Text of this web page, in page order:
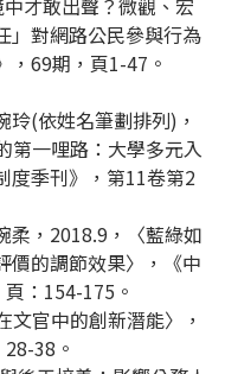
才敢出聲？微觀、宏
」對網路公民參與行為
，69期，頁1-47。
(依姓名筆劃排列)，
第一哩路：大學多元入
度季刊》，第11卷第2
柔，2018.9，〈藍綠如
價的調節效果〉，《中
：154-175。
官中的創新潛能〉，
38。